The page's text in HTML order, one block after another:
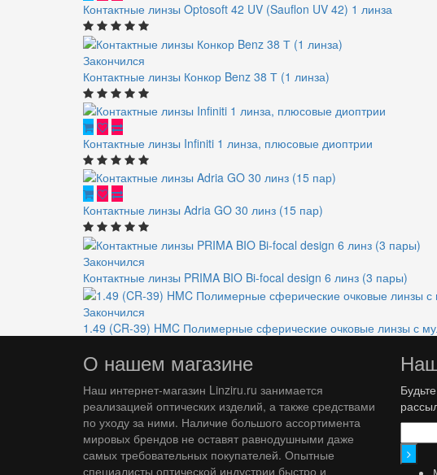
Контактные линзы Optosoft 42 UV (Sauflon UV 42) 1 линза
Закончился
Контактные линзы Конкор Benz 38 Т (1 линза)
Контактные линзы Infiniti 1 линза, плюсовые диоптрии
Контактные линзы Adria GO 30 линз (15 пар)
Закончился
Контактные линзы PRIMA BIO Bi-focal design 6 линз (3 пары)
Закончился
1.49 (CR-39) HMC Полимерные сферические очковые линзы с
О нашем магазине
Наш интернет-магазин Linziru.ru занимается
реализацией оптических изделий, а также средствами
по уходу за ними. Наличие большого ассортимента
мировых брендов не оставят равнодушными даже
самых требовательных покупателей. Опытные
специалисты оптической индустрии быстро и